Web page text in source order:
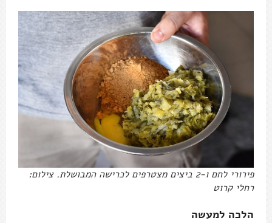
פירורי לחם ו-2 ביצים מצטרפים לכרישה המבושלת. צילום:
רחלי קרוט
הלכה למעשה